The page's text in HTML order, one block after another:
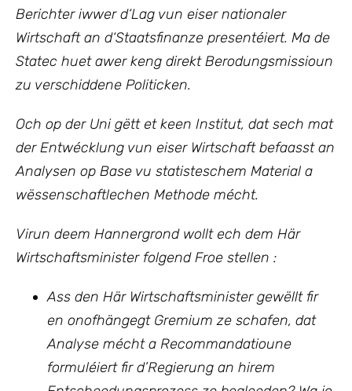
Berichter iwwer d‘Lag vun eiser nationaler
Wirtschaft an d‘Staatsfinanze presentéiert. Ma de
Statec huet awer keng direkt Berodungsmissioun
zu verschiddene Politicken.
Och op der Uni gëtt et keen Institut, dat sech mat
der Entwécklung vun eiser Wirtschaft befaasst an
Analysen op Base vu statisteschem Material a
wëssenschaftlechen Methode mécht.
Virun deem Hannergrond wollt ech dem Här
Wirtschaftsminister folgend Froe stellen :
Ass den Här Wirtschaftsminister gewëllt fir
en onofhängegt Gremium ze schafen, dat
Analyse mécht a Recommandatioune
formuléiert fir d’Regierung an hirem